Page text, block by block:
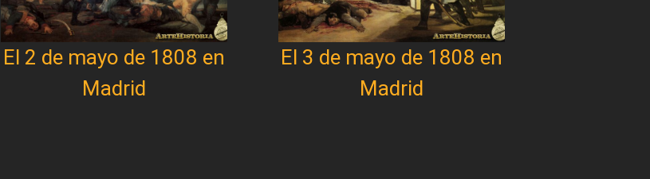
El 2 de mayo de 1808 en
Madrid
El 3 de mayo de 1808 en
Madrid